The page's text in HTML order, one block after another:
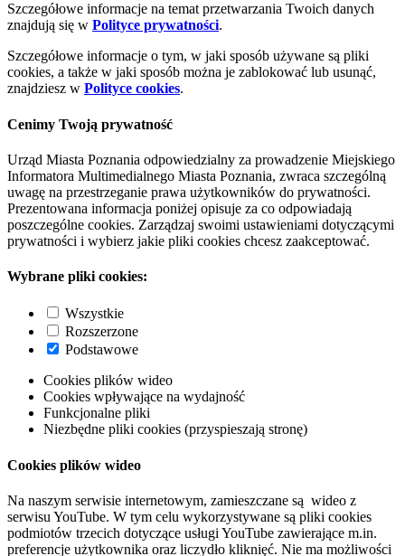
Szczegółowe informacje na temat przetwarzania Twoich danych
znajdują się w Polityce prywatności.
Szczegółowe informacje o tym, w jaki sposób używane są pliki
cookies, a także w jaki sposób można je zablokować lub usunąć,
znajdziesz w Polityce cookies.
Cenimy Twoją prywatność
Urząd Miasta Poznania odpowiedzialny za prowadzenie Miejskiego
Informatora Multimedialnego Miasta Poznania, zwraca szczególną
uwagę na przestrzeganie prawa użytkowników do prywatności.
Prezentowana informacja poniżej opisuje za co odpowiadają
poszczególne cookies. Zarządzaj swoimi ustawieniami dotyczącymi
prywatności i wybierz jakie pliki cookies chcesz zaakceptować.
Wybrane pliki cookies:
Wszystkie
Rozszerzone
Podstawowe
Cookies plików wideo
Cookies wpływające na wydajność
Funkcjonalne pliki
Niezbędne pliki cookies (przyspieszają stronę)
Cookies plików wideo
Na naszym serwisie internetowym, zamieszczane są wideo z
serwisu YouTube. W tym celu wykorzystywane są pliki cookies
podmiotów trzecich dotyczące usługi YouTube zawierające m.in.
preferencje użytkownika oraz liczydło kliknięć. Nie ma możliwości